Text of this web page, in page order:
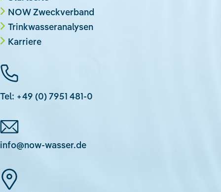
NOW Zweckverband
Trinkwasseranalysen
Karriere
Tel: +49 (0) 7951 481-0
info@now-wasser.de